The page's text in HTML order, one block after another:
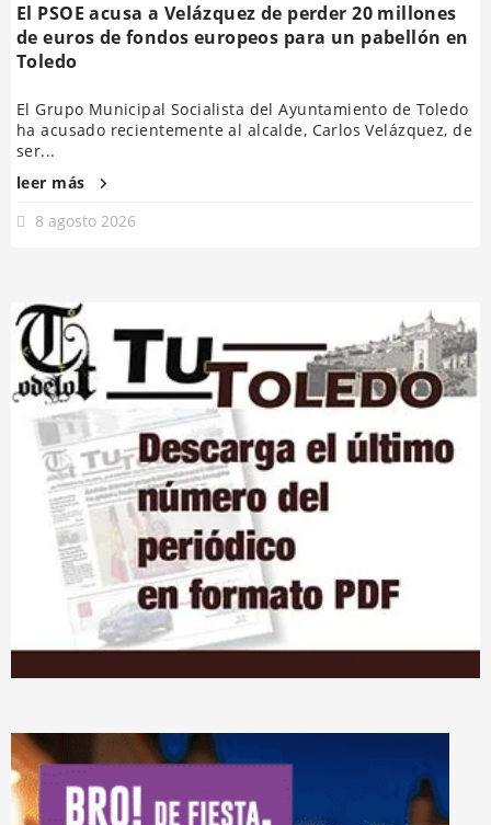
El PSOE acusa a Velázquez de perder 20 millones
de euros de fondos europeos para un pabellón en
Toledo
El Grupo Municipal Socialista del Ayuntamiento de Toledo
ha acusado recientemente al alcalde, Carlos Velázquez, de
ser...
leer más
8 agosto 2026